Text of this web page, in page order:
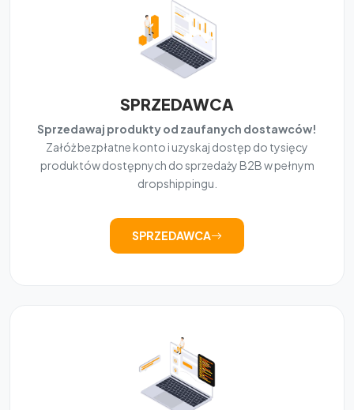
SPRZEDAWCA
Sprzedawaj produkty od zaufanych dostawców!
Załóż bezpłatne konto i uzyskaj dostęp do tysięcy
produktów dostępnych do sprzedaży B2B w pełnym
dropshippingu.
SPRZEDAWCA